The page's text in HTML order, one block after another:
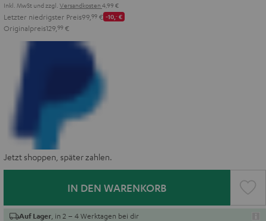
Inkl. MwSt und zzgl. Versandkosten 4,99 €
Letzter niedrigster Preis99, 99 € -10,‐€
Originalpreis129, 99 €
Jetzt shoppen, später zahlen.
IN DEN WARENKORB
Auf Lager , in 2 – 4 Werktagen bei dir